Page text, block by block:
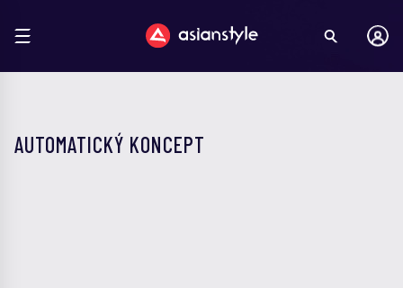
AUTOMATICKÝ KONCEPT